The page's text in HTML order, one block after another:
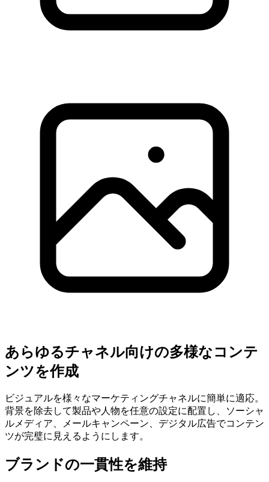
あらゆるチャネル向けの多様なコンテ
ンツを作成
ビジュアルを様々なマーケティングチャネルに簡単に適応。
背景を除去して製品や人物を任意の設定に配置し、ソーシャ
ルメディア、メールキャンペーン、デジタル広告でコンテン
ツが完璧に見えるようにします。
ブランドの一貫性を維持